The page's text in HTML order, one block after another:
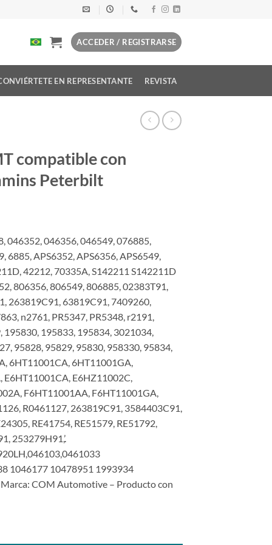
ACCEDER / REGISTRARSE
EN REPRESENTANTE REVISTA
compatible con
Peterbilt
046352, 046356, 046549, 076885,
6885, APS6352, APS6356, APS6549,
42212, 70335A, S142211 S142211D
806356, 806549, 806885, 02383T91,
263819C91, 63819C91, 7409260,
n2761, PR5347, PR5348, r2191,
195833, 195834, 3021034,
95828, 95829, 95830, 958330, 95834,
6HT11001CA, 6HT11001GA,
E6HZ11002C,
F6HT11001AA, F6HT11001GA,
R0461127, 263819C91, 3584403C91,
RE41754, RE51579, RE51792,
253279H91,’.
1046177 10478951 1993934
COM Automotive – Producto con